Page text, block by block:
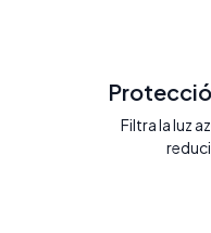
Filtra la luz